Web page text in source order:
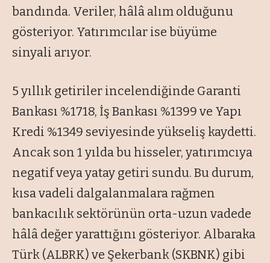
bandında. Veriler, hâlâ alım olduğunu
gösteriyor. Yatırımcılar ise büyüme
sinyali arıyor.
5 yıllık getiriler incelendiğinde Garanti
Bankası %1718, İş Bankası %1399 ve Yapı
Kredi %1349 seviyesinde yükseliş kaydetti.
Ancak son 1 yılda bu hisseler, yatırımcıya
negatif veya yatay getiri sundu. Bu durum,
kısa vadeli dalgalanmalara rağmen
bankacılık sektörünün orta-uzun vadede
hâlâ değer yarattığını gösteriyor. Albaraka
Türk (ALBRK) ve Şekerbank (SKBNK) gibi